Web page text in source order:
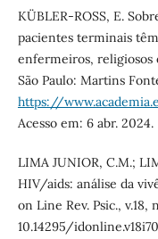
KÜBLER-ROSS, E.
pacientes terminais
enfermeiros, religiosos
São Paulo: Martins
https://
Acesso em: 6 abr. 2024.
LIMA JUNIOR, C.M.;
HIV/aids: análise da
on Line Rev. Psic., v.18,
10.14295/